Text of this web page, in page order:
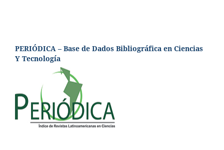
PERIÓDICA – Base de Dados Bibliográfica en Ciencias
Y Tecnología